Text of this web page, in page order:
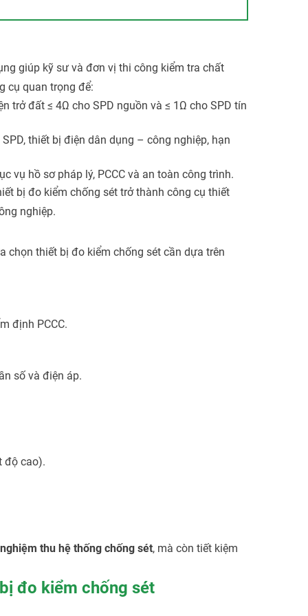
giúp kỹ sư và đơn vị thi công kiểm tra chất
cụ quan trọng để:
trở đất ≤ 4Ω cho SPD nguồn và ≤ 1Ω cho SPD tín
thiết bị điện dân dụng – công nghiệp, hạn
vụ hồ sơ pháp lý, PCCC và an toàn công trình.
bị đo kiểm chống sét trở thành công cụ thiết
nghiệp.
chọn thiết bị đo kiểm chống sét cần dựa trên
định PCCC.
số và điện áp.
độ cao).
thu hệ thống chống sét, mà còn tiết kiệm
đo kiểm chống sét